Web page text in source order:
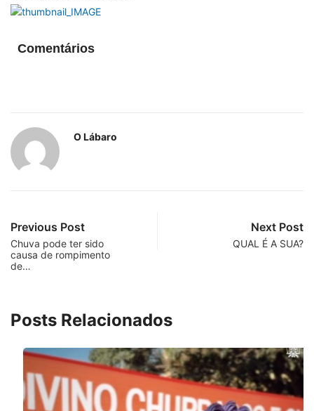
Comentários
O Lábaro
Previous Post
Chuva pode ter sido
causa de rompimento
de…
Next Post
QUAL É A SUA?
Posts Relacionados